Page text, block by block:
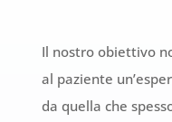
Il nostro obiettivo
al paziente
da quella che